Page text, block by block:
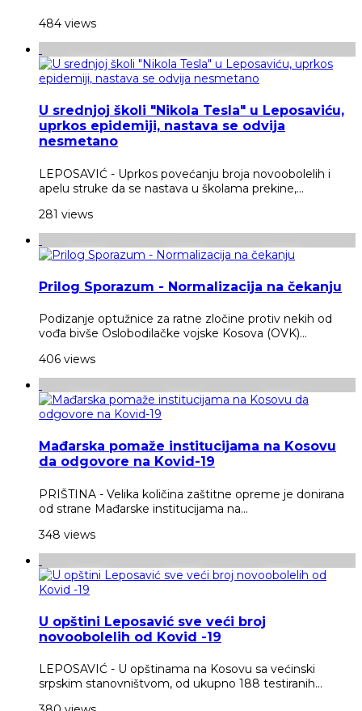
484 views
U srednjoj školi "Nikola Tesla" u Leposaviću,
uprkos epidemiji, nastava se odvija
nesmetano
LEPOSAVIĆ - Uprkos povećanju broja novoobolelih i
apelu struke da se nastava u školama prekine,...
281 views
Prilog Sporazum - Normalizacija na čekanju
Podizanje optužnice za ratne zločine protiv nekih od
vođa bivše Oslobodilačke vojske Kosova (OVK)...
406 views
Mađarska pomaže institucijama na Kosovu
da odgovore na Kovid-19
PRIŠTINA - Velika količina zaštitne opreme je donirana
od strane Mađarske institucijama na...
348 views
U opštini Leposavić sve veći broj
novoobolelih od Kovid -19
LEPOSAVIĆ - U opštinama na Kosovu sa većinski
srpskim stanovništvom, od ukupno 188 testiranih...